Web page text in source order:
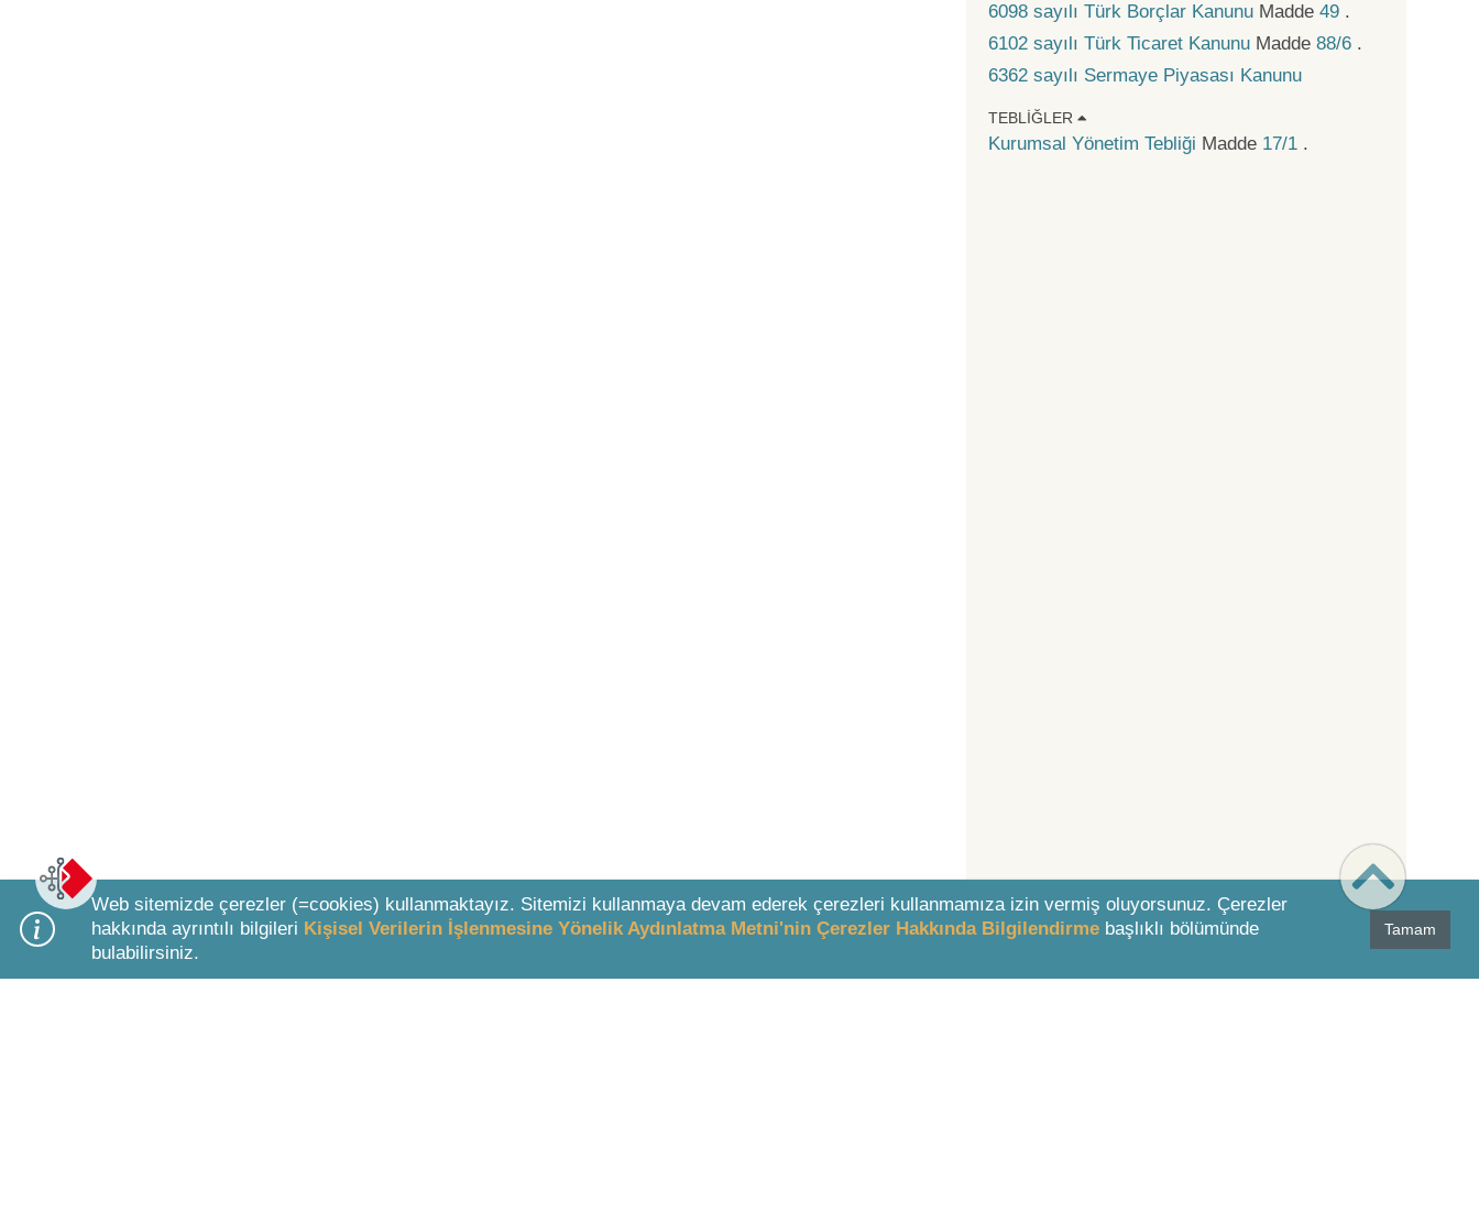
Bottom Search Toolbar Highlight Text
6098 sayılı Türk Borçlar Kanunu Madde 49 .
6102 sayılı Türk Ticaret Kanunu Madde 88/6 .
6362 sayılı Sermaye Piyasası Kanunu
TEBLIĞLER
Kurumsal Yönetim Tebliği Madde 17/1 .
Web sitemizde çerezler (=cookies) kullanmaktayız. Sitemizi kullanmaya devam ederek çerezleri kullanmamıza izin vermiş oluyorsunuz. Çerezler
hakkında ayrıntılı bilgileri Kişisel Verilerin İşlenmesine Yönelik Aydınlatma Metni'nin Çerezler Hakkında Bilgilendirme başlıklı bölümünde
bulabilirsiniz.
Tamam